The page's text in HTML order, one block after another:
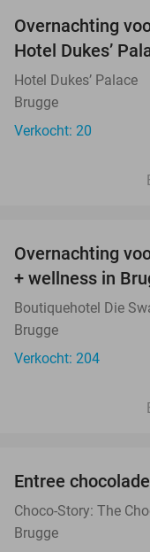
Overnachting
Hotel Dukes’
Hotel Dukes’ Palace
Brugge
Verkocht: 20
Overnachting
+ wellness in
Boutiquehotel Die
Brugge
Verkocht: 204
Entree
Choco-Story: The
Brugge